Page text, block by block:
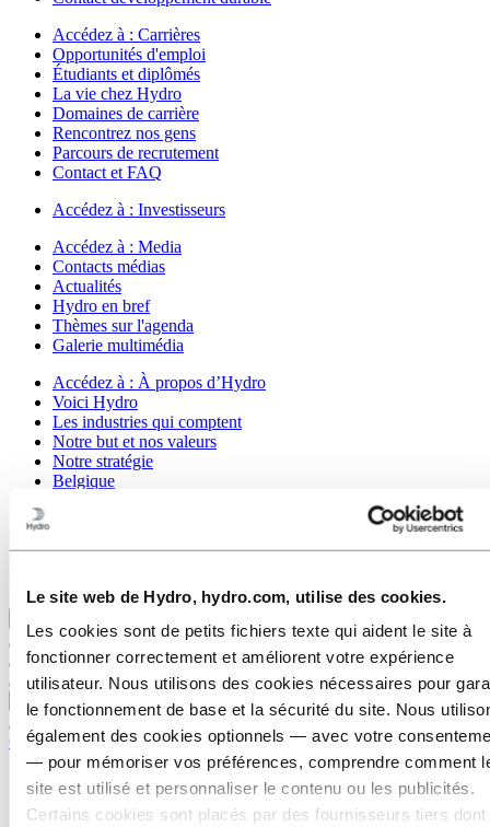
Le site web de Hydro, hydro.com, utilise des cookies.
Les cookies sont de petits fichiers texte qui aident le site à
fonctionner correctement et améliorent votre expérience
utilisateur. Nous utilisons des cookies nécessaires pour
le fonctionnement de base et la sécurité du site. Nous
également des cookies optionnels — avec votre
— pour mémoriser vos préférences, comprendre comment
site est utilisé et personnaliser le contenu ou les publicités.
Certains cookies sont placés par des fournisseurs tiers dont
Accédez à : Carrières
Opportunités d'emploi
Étudiants et diplômés
La vie chez Hydro
Domaines de carrière
Rencontrez nos gens
Parcours de recrutement
Contact et FAQ
Accédez à : Investisseurs
Accédez à : Media
Contacts médias
Actualités
Hydro en bref
Thèmes sur l'agenda
Galerie multimédia
Accédez à : À propos d’Hydro
Voici Hydro
Les industries qui comptent
Notre but et nos valeurs
Notre stratégie
Belgique
Fermer
Carrières
Opportunités d'emploi
Étudiants et diplômés
La vie chez Hydro